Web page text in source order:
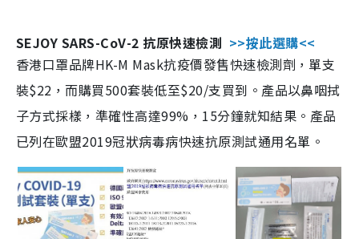
SEJOY SARS-CoV-2 抗原快速檢測 >>按此選購<<
香港口罩品牌HK-M Mask抗疫價發售快速檢測劑，單支
裝$22，而購買500套裝低至$20/支買到。產品以鼻咽拭
子方式採樣，準確性高達99%，15分鐘就知結果。產品
已列在歐盟2019冠狀病毒病快速抗原測試通用名單。